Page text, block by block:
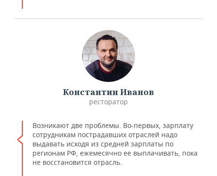
Константин Иванов
ресторатор
Возникают две проблемы. Во-первых, зарплату
сотрудникам пострадавших отраслей надо
выдавать исходя из средней зарплаты по
регионам РФ, ежемесячно ее выплачивать, пока
не восстановится отрасль.